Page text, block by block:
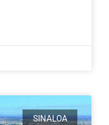
SINALOA